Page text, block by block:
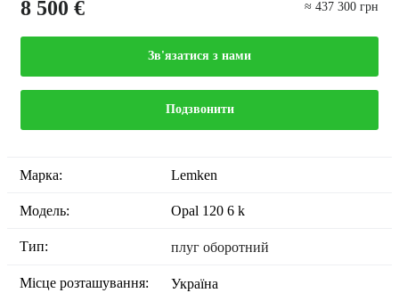
8 500 € ≈ 437 300 грн
Зв'язатися з нами
Подзвонити
Марка: Lemken
Модель: Opal 120 6 k
Тип: плуг оборотний
Місце розташування:
Україна